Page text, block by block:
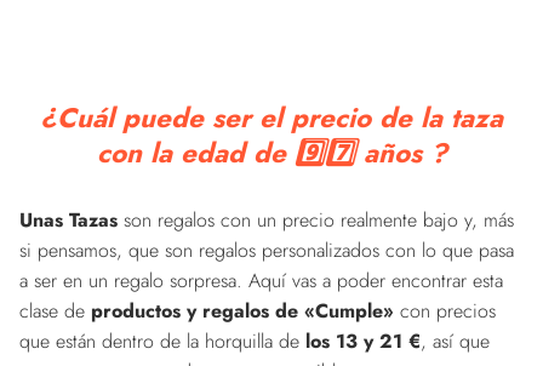
¿Cuál puede ser el precio de la taza
con la edad de 9️⃣7️⃣ años ?
Unas Tazas son regalos con un precio realmente bajo y, más
si pensamos, que son regalos personalizados con lo que pasa
a ser en un regalo sorpresa. Aquí vas a poder encontrar esta
clase de productos y regalos de «Cumple» con precios
que están dentro de la horquilla de los 13 y 21 €, así que